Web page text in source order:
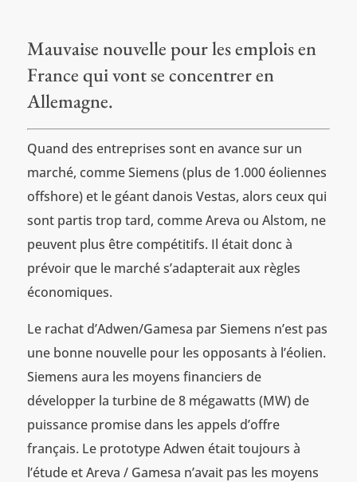
Mauvaise nouvelle pour les emplois en
France qui vont se concentrer en
Allemagne.
Quand des entreprises sont en avance sur un
marché, comme Siemens (plus de 1.000 éoliennes
offshore) et le géant danois Vestas, alors ceux qui
sont partis trop tard, comme Areva ou Alstom, ne
peuvent plus être compétitifs. Il était donc à
prévoir que le marché s’adapterait aux règles
économiques.
Le rachat d’Adwen/Gamesa par Siemens n’est pas
une bonne nouvelle pour les opposants à l’éolien.
Siemens aura les moyens financiers de
développer la turbine de 8 mégawatts (MW) de
puissance promise dans les appels d’offre
français. Le prototype Adwen était toujours à
l’étude et Areva / Gamesa n’avait pas les moyens